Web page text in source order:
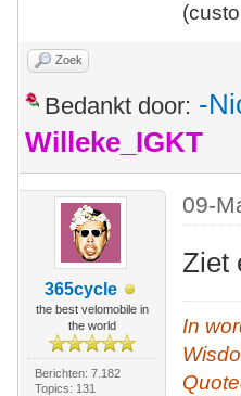
Zoek
Bedankt door: -
Willeke_IGKT
365cycle
the best velomobile in
the world
Berichten: 7.182
Topics: 131
09-
Ziet
In